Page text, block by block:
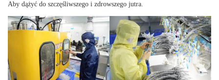
Aby dążyć do szczęśliwszego i zdrowszego jutra.